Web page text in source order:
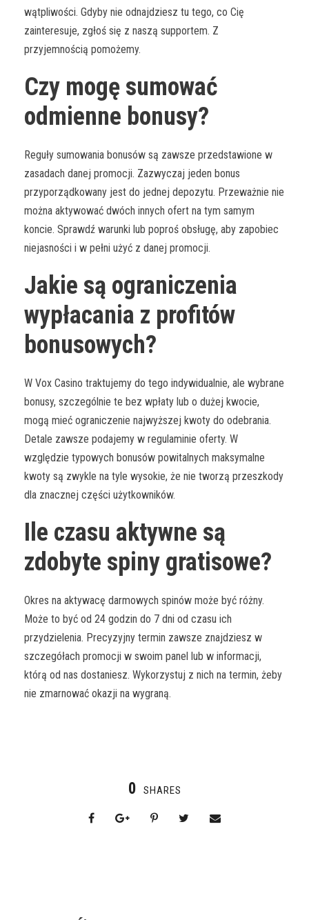
wątpliwości. Gdyby nie odnajdziesz tu tego, co Cię
zainteresuje, zgłoś się z naszą supportem. Z
przyjemnością pomożemy.
Czy mogę sumować
odmienne bonusy?
Reguły sumowania bonusów są zawsze przedstawione w
zasadach danej promocji. Zazwyczaj jeden bonus
przyporządkowany jest do jednej depozytu. Przeważnie nie
można aktywować dwóch innych ofert na tym samym
koncie. Sprawdź warunki lub poproś obsługę, aby zapobiec
niejasności i w pełni użyć z danej promocji.
Jakie są ograniczenia
wypłacania z profitów
bonusowych?
W Vox Casino traktujemy do tego indywidualnie, ale wybrane
bonusy, szczególnie te bez wpłaty lub o dużej kwocie,
mogą mieć ograniczenie najwyższej kwoty do odebrania.
Detale zawsze podajemy w regulaminie oferty. W
względzie typowych bonusów powitalnych maksymalne
kwoty są zwykle na tyle wysokie, że nie tworzą przeszkody
dla znacznej części użytkowników.
Ile czasu aktywne są
zdobyte spiny gratisowe?
Okres na aktywacę darmowych spinów może być różny.
Może to być od 24 godzin do 7 dni od czasu ich
przydzielenia. Precyzyjny termin zawsze znajdziesz w
szczegółach promocji w swoim panel lub w informacji,
którą od nas dostaniesz. Wykorzystuj z nich na termin, żeby
nie zmarnować okazji na wygraną.
0 SHARES